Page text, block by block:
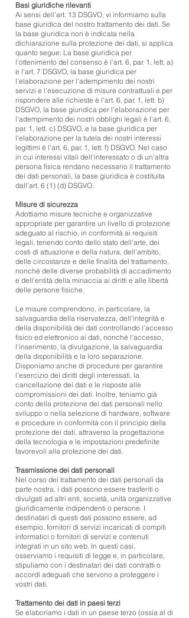
Basi giuridiche rilevanti
Ai sensi dell'art. 13 DSGVO, vi informiamo sulla
base giuridica del nostro trattamento dei dati. Se
la base giuridica non è indicata nella
dichiarazione sulla protezione dei dati, si applica
quanto segue: La base giuridica per
l'ottenimento del consenso è l'art. 6, par. 1, lett. a)
e l'art. 7 DSGVO, la base giuridica per
l'elaborazione per l'adempimento dei nostri
servizi e l'esecuzione di misure contrattuali e per
rispondere alle richieste è l'art. 6, par. 1, lett. b)
DSGVO, la base giuridica per l'elaborazione per
l'adempimento dei nostri obblighi legali è l'art. 6,
par. 1, lett. c) DSGVO, e la base giuridica per
l'elaborazione per la tutela dei nostri interessi
legittimi è l'art. 6, par. 1, lett. f) DSGVO. Nel caso
in cui interessi vitali dell'interessato o di un'altra
persona fisica rendano necessario il trattamento
dei dati personali, la base giuridica è costituita
dall'art. 6 (1) (d) DSGVO.
Misure di sicurezza
Adottiamo misure tecniche e organizzative
appropriate per garantire un livello di protezione
adeguato al rischio, in conformità ai requisiti
legali, tenendo conto dello stato dell'arte, dei
costi di attuazione e della natura, dell'ambito,
delle circostanze e delle finalità del trattamento,
nonché delle diverse probabilità di accadimento
e dell'entità della minaccia ai diritti e alle libertà
delle persone fisiche.
Le misure comprendono, in particolare, la
salvaguardia della riservatezza, dell'integrità e
della disponibilità dei dati controllando l'accesso
fisico ed elettronico ai dati, nonché l'accesso,
l'inserimento, la divulgazione, la salvaguardia
della disponibilità e la loro separazione.
Disponiamo anche di procedure per garantire
l'esercizio dei diritti degli interessati, la
cancellazione dei dati e le risposte alle
compromissioni dei dati. Inoltre, teniamo già
conto della protezione dei dati personali nello
sviluppo o nella selezione di hardware, software
e procedure in conformità con il principio della
protezione dei dati, attraverso la progettazione
della tecnologia e le impostazioni predefinite
favorevoli alla protezione dei dati.
Trasmissione dei dati personali
Nel corso del trattamento dei dati personali da
parte nostra, i dati possono essere trasferiti o
divulgati ad altri enti, società, unità organizzative
giuridicamente indipendenti o persone. I
destinatari di questi dati possono essere, ad
esempio, fornitori di servizi incaricati di compiti
informatici o fornitori di servizi e contenuti
integrati in un sito web. In questi casi,
osserviamo i requisiti di legge e, in particolare,
stipuliamo con i destinatari dei dati contratti o
accordi adeguati che servono a proteggere i
vostri dati.
Trattamento dei dati in paesi terzi
Se elaboriamo i dati in un paese terzo (ossia al di